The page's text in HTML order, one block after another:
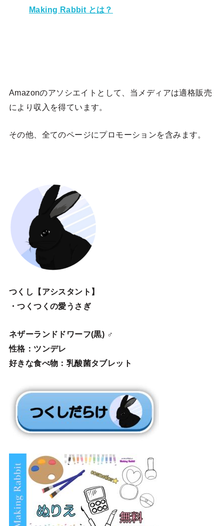
Making Rabbit とは？
Amazonのアソシエイトとして、当メディアは適格販売
により収入を得ています。
その他、全てのページにプロモーションを含みます。
つくし【アシスタント】
・つくつくの愛うさぎ
ネザーランドドワーフ(黒) ♂
性格：ツンデレ
好きな食べ物：乳酸菌タブレット